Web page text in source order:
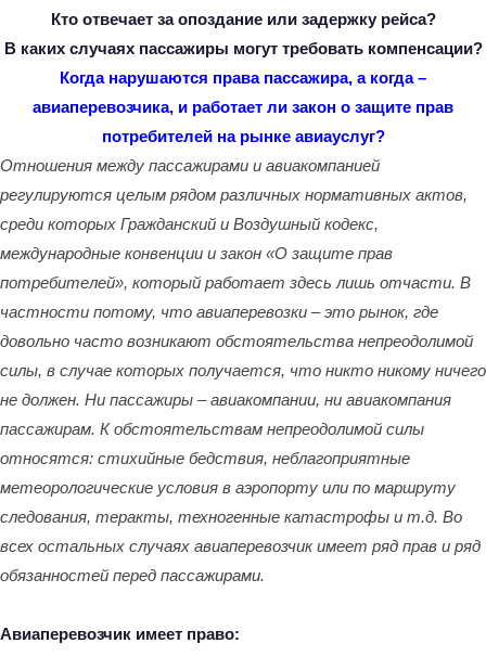
Кто отвечает за опоздание или задержку рейса?
В каких случаях пассажиры могут требовать компенсации?
Когда нарушаются права пассажира, а когда –
авиаперевозчика, и работает ли закон о защите прав
потребителей на рынке авиауслуг?
Отношения между пассажирами и авиакомпанией
регулируются целым рядом различных нормативных актов,
среди которых Гражданский и Воздушный кодекс,
международные конвенции и закон «О защите прав
потребителей», который работает здесь лишь отчасти. В
частности потому, что авиаперевозки – это рынок, где
довольно часто возникают обстоятельства непреодолимой
силы, в случае которых получается, что никто никому ничего
не должен. Ни пассажиры – авиакомпании, ни авиакомпания
пассажирам. К обстоятельствам непреодолимой силы
относятся: стихийные бедствия, неблагоприятные
метеорологические условия в аэропорту или по маршруту
следования, теракты, техногенные катастрофы и т.д. Во
всех остальных случаях авиаперевозчик имеет ряд прав и ряд
обязанностей перед пассажирами.
Авиаперевозчик имеет право: